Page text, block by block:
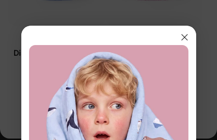
Disney Stitch Mädchen
Kleinkind/Kind
Steppjacken Blau
™
Disney Mickey und
Freunde Mädchen
Kleinkind/Kind
Steppjacken Pink
$59.99
Sie sehen gerade 1-2 von 2 produkte